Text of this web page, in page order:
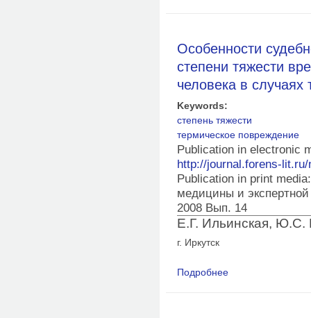
Особенности
степени тяжести
человека в
Keywords:
степень тяжести
термическое повреждение
Publication in electronic
http://journal.forens-lit.ru/
Publication in print
медицины и
2008 Вып. 14
Е.Г. Ильинская, Ю.С.
г. Иркутск
Подробнее